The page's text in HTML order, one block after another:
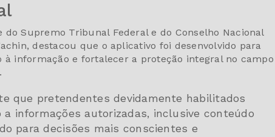
do Supremo Tribunal Federal e do Conselho Nacional
destacou que o aplicativo foi desenvolvido para
à informação e fortalecer a proteção integral no campo
que pretendentes devidamente habilitados
a informações autorizadas, inclusive conteúdo
para decisões mais conscientes e